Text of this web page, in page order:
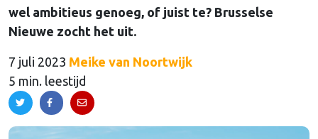
wel ambitieus genoeg, of juist te? Brusselse
Nieuwe zocht het uit.
7 juli 2023 Meike van Noortwijk
5 min. leestijd